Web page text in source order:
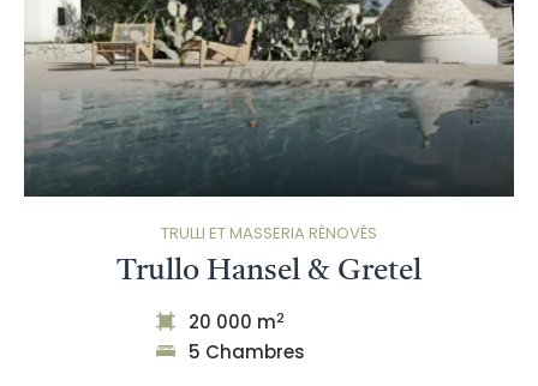
TRULLI ET MASSERIA RÉNOVÉS
Trullo Hansel & Gretel
20 000 m2
5 Chambres